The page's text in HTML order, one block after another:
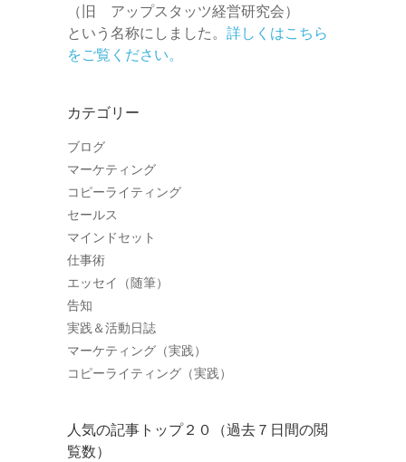
（旧 アップスタッツ経営研究会）
という名称にしました。 詳しくはこちら
をご覧ください。
カテゴリー
ブログ
マーケティング
コピーライティング
セールス
マインドセット
仕事術
エッセイ（随筆）
告知
実践＆活動日誌
マーケティング（実践）
コピーライティング（実践）
人気の記事トップ２０（過去７日間の閲
覧数）